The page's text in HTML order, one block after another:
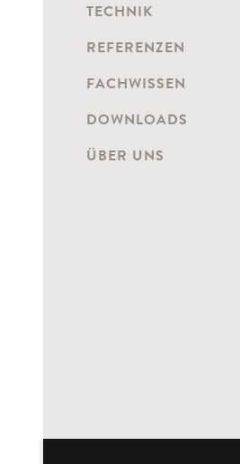
TECHNIK
REFERENZEN
FACHWISSEN
DOWNLOADS
ÜBER UNS